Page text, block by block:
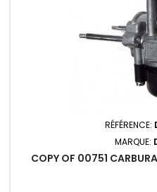
RÉFÉRENCE:
MARQUE:
COPY OF 00751